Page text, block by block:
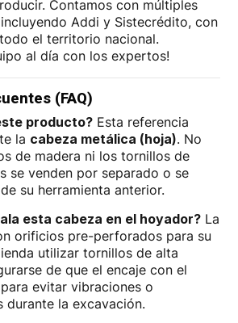
Contamos con múltiples
Addi y Sistecrédito, con
el territorio nacional.
al día con los expertos!
(FAQ)
producto?Esta referencia
la cabeza metálica (hoja). No
de madera ni los tornillos de
se venden por separado o se
su herramienta anterior.
esta cabeza en el hoyador?La
orificios pre-perforados para su
utilizar tornillos de alta
de que el encaje con el
evitar vibraciones o
durante la excavación.